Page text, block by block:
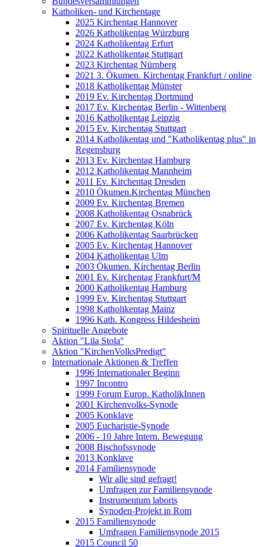
Katholiken- und Kirchentage
2025 Kirchentag Hannover
2026 Katholikentag Würzburg
2024 Katholikentag Erfurt
2022 Katholikentag Stuttgart
2023 Kirchentag Nürnberg
2021 3. Ökumen. Kirchentag Frankfurt / online
2018 Katholikentag Münster
2019 Ev. Kirchentag Dortmund
2017 Ev. Kirchentag Berlin - Wittenberg
2016 Katholikentag Leipzig
2015 Ev. Kirchentag Stuttgart
2014 Katholikentag und "Katholikentag plus" in
Regensburg
2013 Ev. Kirchentag Hamburg
2012 Katholikentag Mannheim
2011 Ev. Kirchentag Dresden
2010 Ökumen.Kirchentag München
2009 Ev. Kirchentag Bremen
2008 Katholikentag Osnabrück
2007 Ev. Kirchentag Köln
2006 Katholikentag Saarbrücken
2005 Ev. Kirchentag Hannover
2004 Katholikentag Ulm
2003 Ökumen. Kirchentag Berlin
2001 Ev. Kirchentag Frankfurt/M
2000 Katholikentag Hamburg
1999 Ev. Kirchentag Stuttgart
1998 Katholikentag Mainz
1996 Kath. Kongress Hildesheim
Spirituelle Angebote
Aktion "Lila Stola"
Aktion "KirchenVolksPredigt"
Internationale Aktionen & Treffen
1996 Internationaler Beginn
1997 Incontro
1999 Forum Europ. KatholikInnen
2001 Kirchenvolks-Synode
2005 Konklave
2005 Eucharistie-Synode
2006 - 10 Jahre Intern. Bewegung
2008 Bischofssynode
2013 Konklave
2014 Familiensynode
Wir alle sind gefragt!
Umfragen zur Familiensynode
Instrumentum laboris
Synoden-Projekt in Rom
2015 Familiensynode
Umfragen Familiensynode 2015
2015 Council 50